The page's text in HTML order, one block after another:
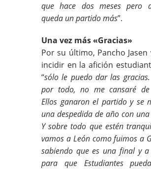
que hace dos meses pero
queda un partido más”.
Una vez más «Gracias»
Por su último, Pancho Jasen
incidir en la afición
“sólo le puedo dar las
por todo, no me cansaré de
Ellos ganaron el partido y se
una despedida de año con
Y sobre todo que estén
vamos a León como fuimos a
sabiendo que es una final y
para que Estudiantes